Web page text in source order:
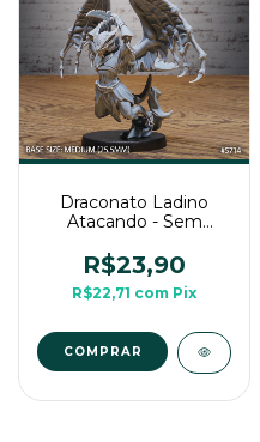
Draconato Ladino
Atacando - Sem
Média Para RPG de
Mesa
R$23,90
R$22,71 com Pix
COMPRAR